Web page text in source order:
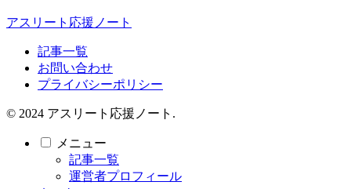
アスリート応援ノート
記事一覧
お問い合わせ
プライバシーポリシー
© 2024 アスリート応援ノート.
メニュー
記事一覧
運営者プロフィール